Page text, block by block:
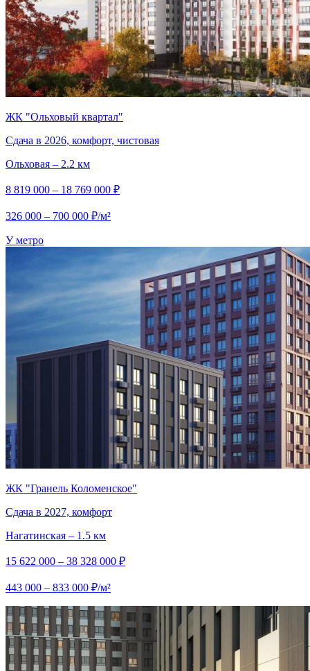
ЖК "Ольховый квартал"
Сдача в 2026, комфорт, чистовая
Ольховая – 2.2 км
8 819 000 – 18 769 000 ₽
326 000 – 700 000 ₽/м²
У метро
ЖК "Гранель Коломенское"
Сдача в 2027, комфорт
Нагатинская – 1.5 км
15 622 000 – 38 328 000 ₽
443 000 – 833 000 ₽/м²